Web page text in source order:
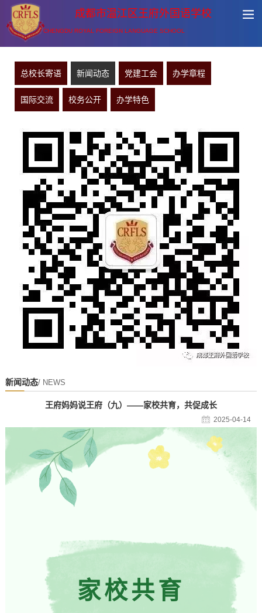
成都市温江区王府外国语学校
CHENGDU ROYAL FOREIGN LANGUAGE SCHOOL
总校长寄语 新闻动态 党建工会 办学章程
国际交流 校务公开 办学特色
新闻动态/ NEWS
王府妈妈说王府（九）——家校共育，共促成长
2025-04-14
家校共育